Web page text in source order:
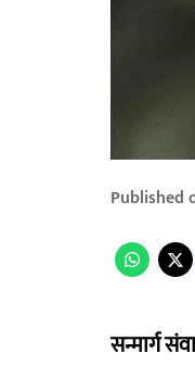
Published
सन्मार्ग